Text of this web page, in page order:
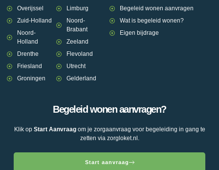
Overijssel
Zuid-Holland
Noord-
Holland
Drenthe
Friesland
Groningen
Limburg
Noord-
Brabant
Zeeland
Flevoland
Utrecht
Gelderland
Begeleid wonen aanvragen
Wat is begeleid wonen?
Eigen bijdrage
Begeleid wonen aanvragen?
Klik op Start Aanvraagom je zorgaanvraag voor begeleiding in gang te
zetten via zorgloket.nl.
Start aanvraag